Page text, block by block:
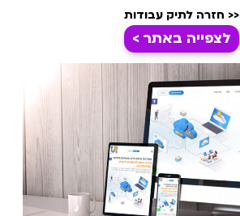
<< חזרה לתיק עבודות
לצפייה באתר >